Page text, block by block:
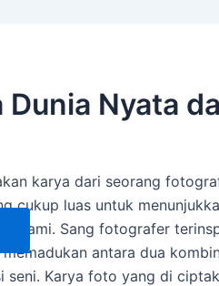
Nyata
karya dari seorang
cukup luas untuk
alami. Sang fotografer
antara dua
seni. Karya foto yang di